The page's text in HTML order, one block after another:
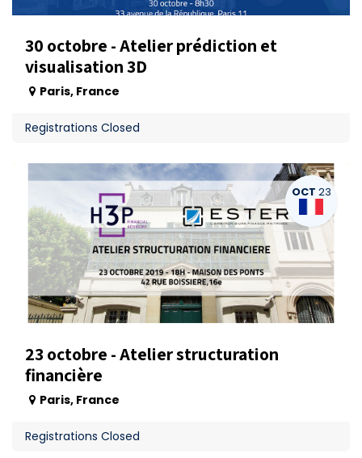
30 octobre - Atelier prédiction et
visualisation 3D
Paris, France
Registrations Closed
OCT 23
23 octobre - Atelier structuration
financière
Paris, France
Registrations Closed